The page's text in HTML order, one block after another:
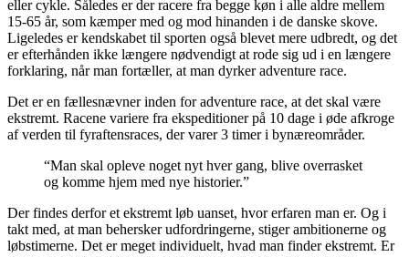
eller cykle. Således er der racere fra begge køn i alle aldre mellem
15-65 år, som kæmper med og mod hinanden i de danske skove.
Ligeledes er kendskabet til sporten også blevet mere udbredt, og det
er efterhånden ikke længere nødvendigt at rode sig ud i en længere
forklaring, når man fortæller, at man dyrker adventure race.
Det er en fællesnævner inden for adventure race, at det skal være
ekstremt. Racene variere fra ekspeditioner på 10 dage i øde afkroge
af verden til fyraftensraces, der varer 3 timer i bynæreområder.
“Man skal opleve noget nyt hver gang, blive overrasket
og komme hjem med nye historier.”
Der findes derfor et ekstremt løb uanset, hvor erfaren man er. Og i
takt med, at man behersker udfordringerne, stiger ambitionerne og
løbstimerne. Det er meget individuelt, hvad man finder ekstremt. Er